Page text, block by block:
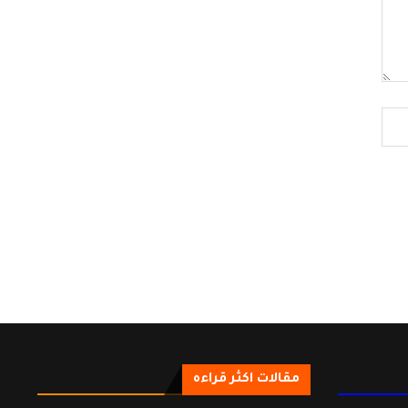
مقالات اكثر قراءه